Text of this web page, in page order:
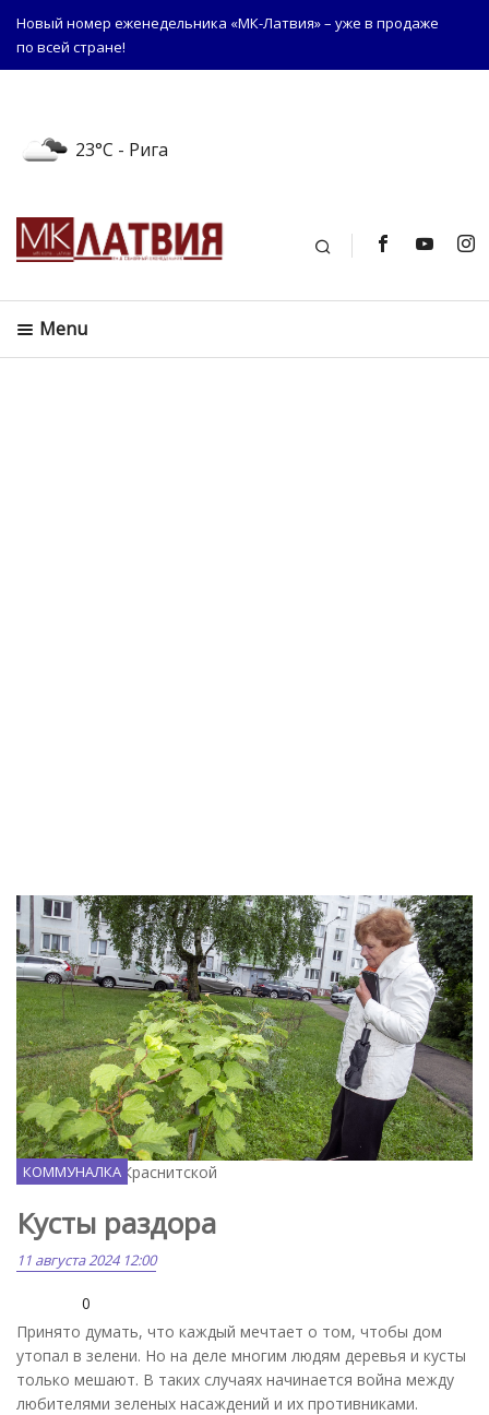
Новый номер еженедельника «МК-Латвия» – уже в продаже
по всей стране!
23°C - Рига
Поиск
Menu
Фото Вилены Краснитской
КОММУНАЛКА
Кусты раздора
11 августа 2024 12:00
0
Принято думать, что каждый мечтает о том, чтобы дом
утопал в зелени. Но на деле многим людям деревья и кусты
только мешают. В таких случаях начинается война между
любителями зеленых насаждений и их противниками.